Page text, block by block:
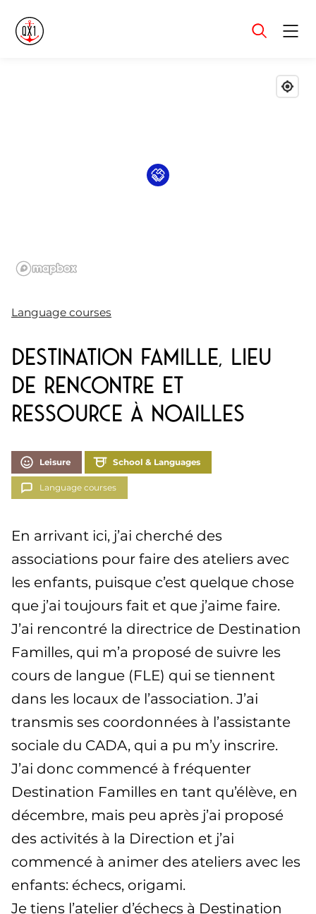
Language courses
Destination Famille, lieu
de rencontre et
ressource à Noailles
Leisure School & Languages
Language courses
En arrivant ici, j’ai cherché des
associations pour faire des ateliers avec
les enfants, puisque c’est quelque chose
que j’ai toujours fait et que j’aime faire.
J’ai rencontré la directrice de Destination
Familles, qui m’a proposé de suivre les
cours de langue (FLE) qui se tiennent
dans les locaux de l’association. J’ai
transmis ses coordonnées à l’assistante
sociale du CADA, qui a pu m’y inscrire.
J’ai donc commencé à fréquenter
Destination Familles en tant qu’élève, en
décembre, mais peu après j’ai proposé
des activités à la Direction et j’ai
commencé à animer des ateliers avec les
enfants: échecs, origami.
Je tiens l’atelier d’échecs à Destination